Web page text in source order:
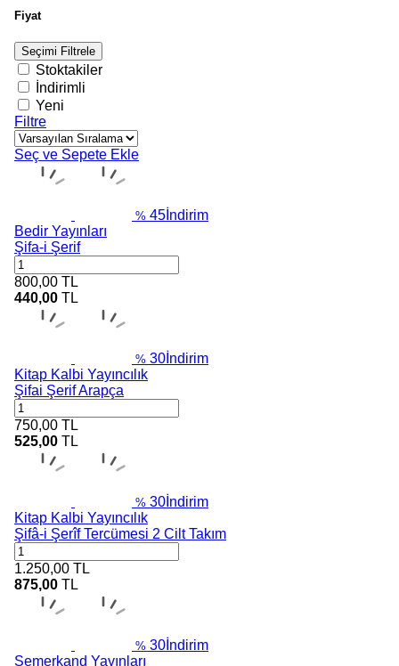
Fiyat
Seçimi Filtrele
Stoktakiler
İndirimli
Yeni
Filtre
Seç ve Sepete Ekle
% 45 İndirim
Bedir Yayınları
Şifa-i Şerif
800,00 TL
440,00 TL
% 30 İndirim
Kitap Kalbi Yayıncılık
Şifai Şerif Arapça
750,00 TL
525,00 TL
% 30 İndirim
Kitap Kalbi Yayıncılık
Şifâ-i Şerîf Tercümesi 2 Cilt Takım
1.250,00 TL
875,00 TL
% 30 İndirim
Semerkand Yayınları